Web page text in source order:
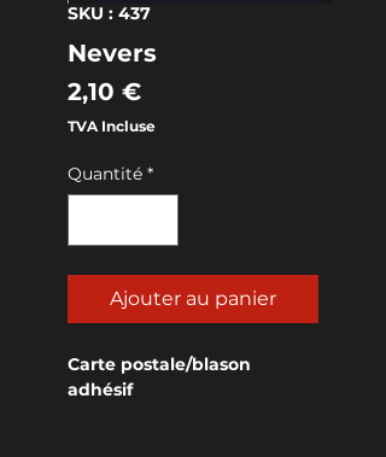
SKU : 437
Nevers
2,10 €Prix
TVA Incluse
Quantité *
Ajouter au panier
Carte postale/blason
adhésif